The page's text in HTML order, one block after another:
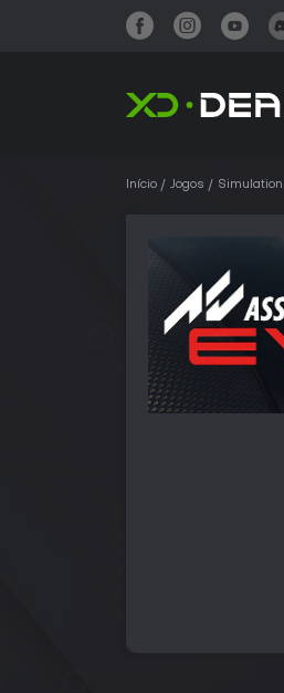
Início Jogos Simulation